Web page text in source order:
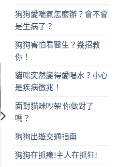
狗狗愛喘氣怎麼辦？會不會
是生病了？
狗狗害怕看醫生？幾招教
你！
貓咪突然變得愛喝水？小心
是疾病徵兆！
面對貓咪吵架 你做對了
嗎？
狗狗出遊交通指南
狗狗在抓癢!主人在抓狂!